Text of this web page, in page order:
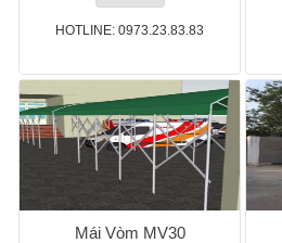
HOTLINE: 0973.23.83.83
Mái Vòm MV30